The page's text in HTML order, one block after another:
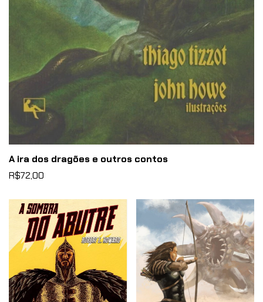
A ira dos dragões e outros contos
R$72,00